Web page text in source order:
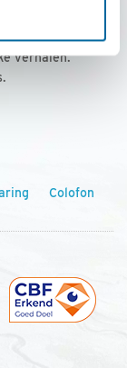
per jaar
met
verhalen.
Colofon